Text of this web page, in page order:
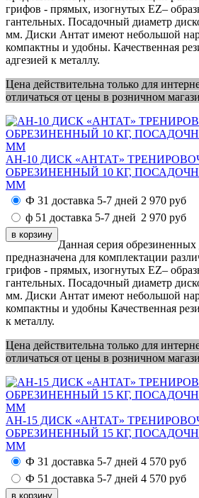
грифов - прямых, изогнутых EZ–
гантельных. Посадочный диаметр
мм. Диски Антат имеют небольшой
компактны и удобны. Качественная
адгезией к металлу.
Цена действительна только для
отличаться от цены в розничном
АН-10 ДИСК «АНТАТ»
ОБРЕЗИНЕННЫЙ 10 КГ,
ММ
Ф 31 доставка 5-7 дней 2 970 руб
ф 51 доставка 5-7 дней 2 970 руб
Данная серия
предназначена для комплектации
грифов - прямых, изогнутых EZ–
гантельных. Посадочный диаметр
мм. Диски Антат имеют небольшой
компактны и удобны Качественная
к металлу.
Цена действительна только для
отличаться от цены в розничном
АН-15 ДИСК «АНТАТ»
ОБРЕЗИНЕННЫЙ 15 КГ,
ММ
Ф 31 доставка 5-7 дней 4 570 руб
Ф 51 доставка 5-7 дней 4 570 руб